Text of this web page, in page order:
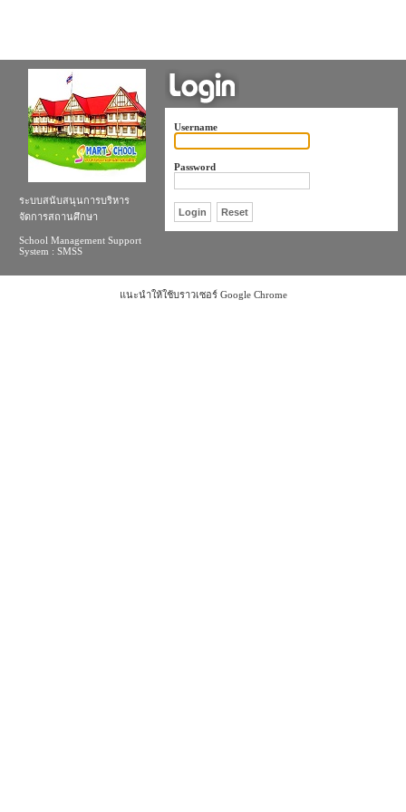
Username
Password
ระบบสนับสนุนการบริหาร
จัดการสถานศึกษา
School Management Support
System : SMSS
แนะนำให้ใช้บราวเซอร์ Google Chrome